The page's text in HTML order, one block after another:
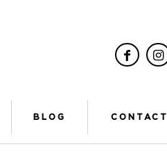
BLOG CONTACT